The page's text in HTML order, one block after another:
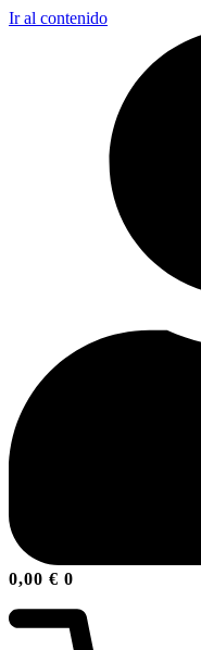
Ir al contenido
0,00 € 0